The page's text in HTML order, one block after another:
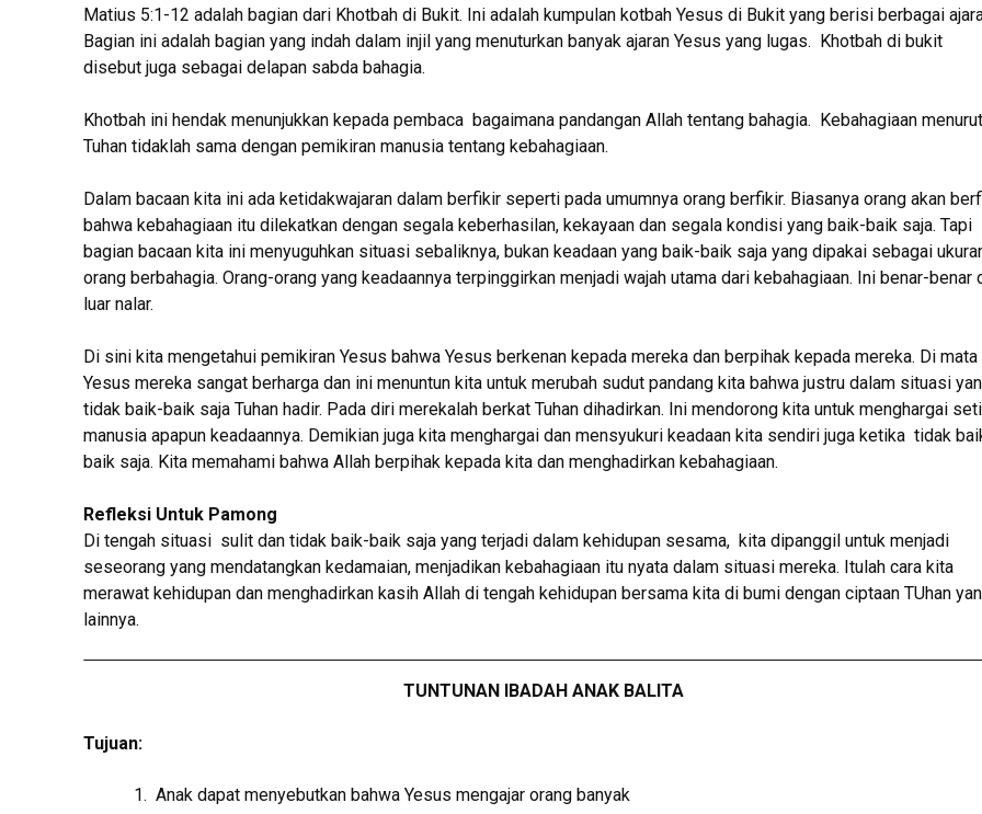
Matius 5:1-12 adalah bagian dari Khotbah di Bukit. Ini adalah kumpulan kotbah Yesus di Bukit yang berisi berbagai
Bagian ini adalah bagian yang indah dalam injil yang menuturkan banyak ajaran Yesus yang lugas. Khotbah di bukit
disebut juga sebagai delapan sabda bahagia.
Khotbah ini hendak menunjukkan kepada pembaca bagaimana pandangan Allah tentang bahagia. Kebahagiaan menurut
Tuhan tidaklah sama dengan pemikiran manusia tentang kebahagiaan.
Dalam bacaan kita ini ada ketidakwajaran dalam berfikir seperti pada umumnya orang berfikir. Biasanya orang akan
bahwa kebahagiaan itu dilekatkan dengan segala keberhasilan, kekayaan dan segala kondisi yang baik-baik saja. Tapi
bagian bacaan kita ini menyuguhkan situasi sebaliknya, bukan keadaan yang baik-baik saja yang dipakai sebagai
orang berbahagia. Orang-orang yang keadaannya terpinggirkan menjadi wajah utama dari kebahagiaan. Ini benar-benar
luar nalar.
Di sini kita mengetahui pemikiran Yesus bahwa Yesus berkenan kepada mereka dan berpihak kepada mereka. Di mata
Yesus mereka sangat berharga dan ini menuntun kita untuk merubah sudut pandang kita bahwa justru dalam situasi
tidak baik-baik saja Tuhan hadir. Pada diri merekalah berkat Tuhan dihadirkan. Ini mendorong kita untuk menghargai
manusia apapun keadaannya. Demikian juga kita menghargai dan mensyukuri keadaan kita sendiri juga ketika tidak
baik saja. Kita memahami bahwa Allah berpihak kepada kita dan menghadirkan kebahagiaan.
Refleksi Untuk Pamong
Di tengah situasi sulit dan tidak baik-baik saja yang terjadi dalam kehidupan sesama, kita dipanggil untuk menjadi
seseorang yang mendatangkan kedamaian, menjadikan kebahagiaan itu nyata dalam situasi mereka. Itulah cara kita
merawat kehidupan dan menghadirkan kasih Allah di tengah kehidupan bersama kita di bumi dengan ciptaan TUhan
lainnya.
TUNTUNAN IBADAH ANAK BALITA
Tujuan:
Anak dapat menyebutkan bahwa Yesus mengajar orang banyak